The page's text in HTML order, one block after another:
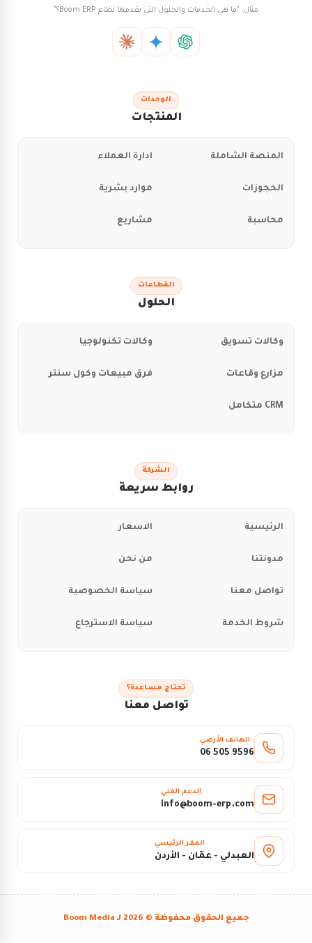
مثال: "ما هي الخدمات والحلول التي يقدمها نظام Boom ERP؟"
الوحدات
المنتجات
المنصة الشاملة ادارة العملاء
الحجوزات موارد بشرية
محاسبة مشاريع
القطاعات
الحلول
وكالات تسويق وكالات تكنولوجيا
مزارع وقاعات فرق مبيعات وكول سنتر
CRM متكامل
الشركة
روابط سريعة
الرئيسية الاسعار
مدونتنا من نحن
تواصل معنا سياسة الخصوصية
شروط الخدمة سياسة الاسترجاع
تحتاج مساعدة؟
تواصل معنا
الهاتف الأرضي
06 505 9596
الدعم الفني
info@boom-erp.com
المقر الرئيسي
العبدلي - عمّان - الأردن
جميع الحقوق محفوظة © 2026 لـ Boom Media